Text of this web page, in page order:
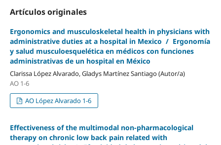
Artículos originales
Ergonomics and musculoskeletal health in physicians with
administrative duties at a hospital in Mexico / Ergonomía
y salud musculoesquelética en médicos con funciones
administrativas de un hospital en México
Clarissa López Alvarado, Gladys Martínez Santiago (Autor/a)
AO 1-6
AO López Alvarado 1-6
Effectiveness of the multimodal non-pharmacological
therapy on chronic low back pain related with